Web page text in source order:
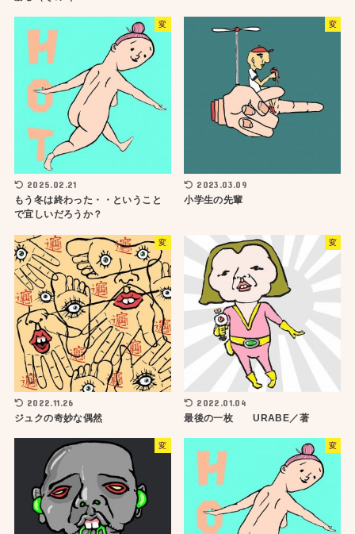
変
2025.02.21
もう冬は終わった・・ということ
で宜しいだろうか？
変
2023.03.09
小学生の先輩
変
2022.11.26
ジュクの奇妙な偶然
変
2022.01.04
最後の一枚 URABE／著
変 変